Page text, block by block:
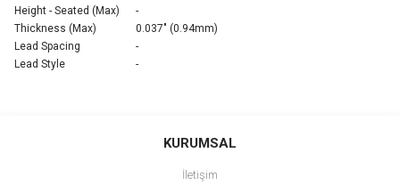
Height - Seated (Max)
-
Thickness (Max)
0.037" (0.94mm)
Lead Spacing
-
Lead Style
-
Bu ürüne ilk yorumu siz yapın!
KURUMSAL
İletişim